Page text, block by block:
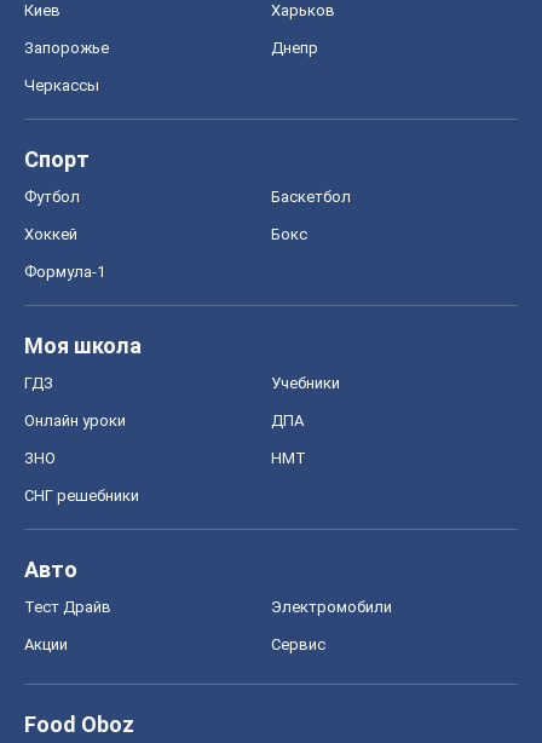
Киев Харьков
Запорожье Днепр
Черкассы
Спорт
Футбол Баскетбол
Хоккей Бокс
Формула-1
Моя школа
ГДЗ Учебники
Онлайн уроки ДПА
ЗНО НМТ
СНГ решебники
Авто
Тест Драйв Электромобили
Акции Сервис
Food Oboz